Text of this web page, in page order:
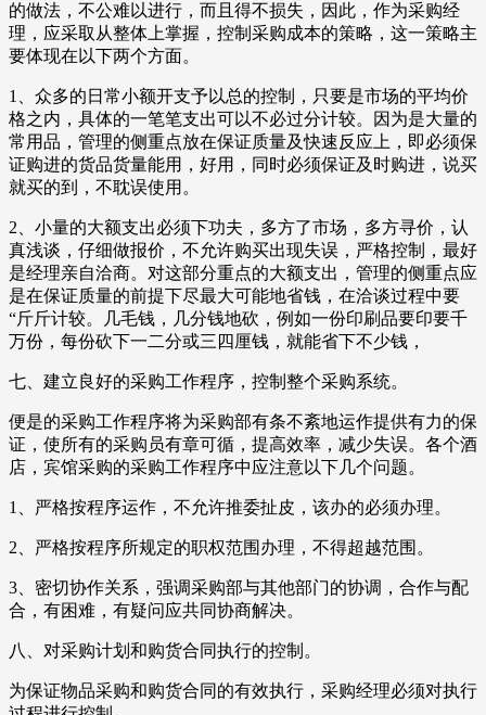
的做法，不公难以进行，而且得不损失，因此，作为采购经
理，应采取从整体上掌握，控制采购成本的策略，这一策略主
要体现在以下两个方面。
1、众多的日常小额开支予以总的控制，只要是市场的平均价
格之内，具体的一笔笔支出可以不必过分计较。因为是大量的
常用品，管理的侧重点放在保证质量及快速反应上，即必须保
证购进的货品货量能用，好用，同时必须保证及时购进，说买
就买的到，不耽误使用。
2、小量的大额支出必须下功夫，多方了市场，多方寻价，认
真浅谈，仔细做报价，不允许购买出现失误，严格控制，最好
是经理亲自洽商。对这部分重点的大额支出，管理的侧重点应
是在保证质量的前提下尽最大可能地省钱，在洽谈过程中要
“斤斤计较。几毛钱，几分钱地砍，例如一份印刷品要印要千
万份，每份砍下一二分或三四厘钱，就能省下不少钱，
七、建立良好的采购工作程序，控制整个采购系统。
便是的采购工作程序将为采购部有条不紊地运作提供有力的保
证，使所有的采购员有章可循，提高效率，减少失误。各个酒
店，宾馆采购的采购工作程序中应注意以下几个问题。
1、严格按程序运作，不允许推委扯皮，该办的必须办理。
2、严格按程序所规定的职权范围办理，不得超越范围。
3、密切协作关系，强调采购部与其他部门的协调，合作与配
合，有困难，有疑问应共同协商解决。
八、对采购计划和购货合同执行的控制。
为保证物品采购和购货合同的有效执行，采购经理必须对执行